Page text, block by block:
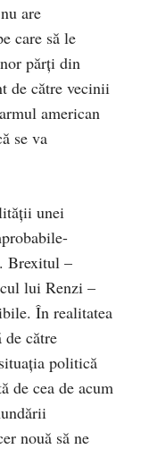
are
care să le
părţi din
de către vecinii
american
se va
unei
Brexitul –
lui Renzi –
În realitatea
de către
politică
de cea de acum
nouă să ne